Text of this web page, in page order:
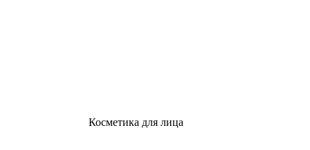
Косметика для лица